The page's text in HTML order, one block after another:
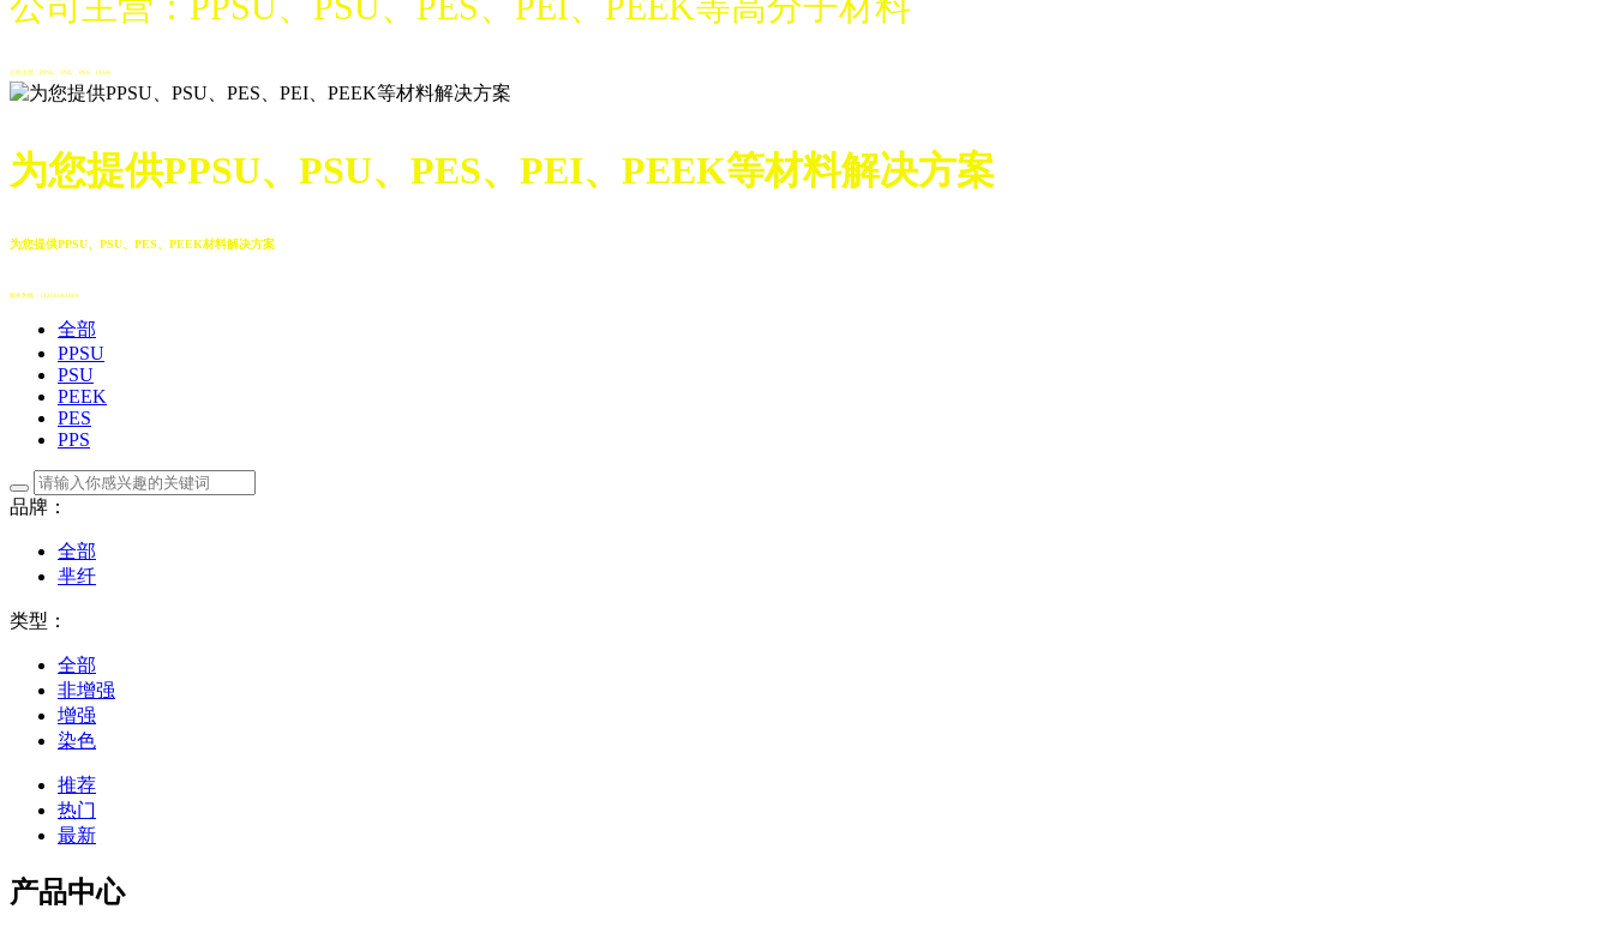
公司主营：PPSU、PSU、PES、PEEK
为您提供PPSU、PSU、PES、PEI、PEEK等材料解决方案
为您提供PPSU、PSU、PES、PEEK材料解决方案
服务热线：13208082088
全部
PPSU
PSU
PEEK
PES
PPS
品牌：
全部
芈纤
类型：
全部
非增强
增强
染色
推荐
热门
最新
产品中心